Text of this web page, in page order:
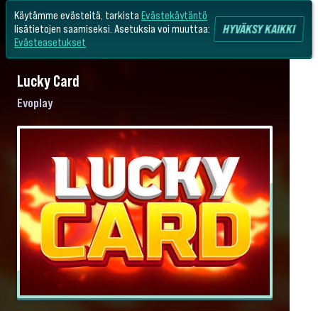
Lucky Card
Evoplay
Käytämme evästeitä, tarkista Evästekäytäntö
lisätietojen saamiseksi. Asetuksia voi muuttaa:
Evästeasetukset
HYVÄKSY KAIKKI